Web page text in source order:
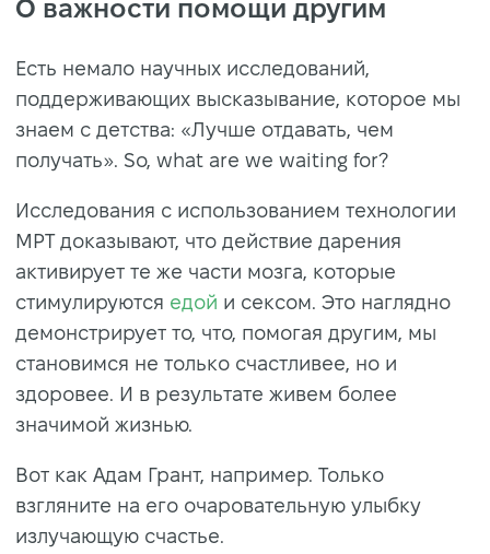
О важности помощи другим
Есть немало научных исследований,
поддерживающих высказывание, которое мы
знаем с детства: «Лучше отдавать, чем
получать». So, what are we waiting for?
Исследования с использованием технологии
МРТ доказывают, что действие дарения
активирует те же части мозга, которые
стимулируются едой и сексом. Это наглядно
демонстрирует то, что, помогая другим, мы
становимся не только счастливее, но и
здоровее. И в результате живем более
значимой жизнью.
Вот как Адам Грант, например. Только
взгляните на его очаровательную улыбку
излучающую счастье.